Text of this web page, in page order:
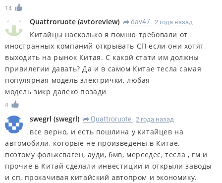
14
Quattroruote (avtoreview) R dav47 2 года назад
Китайцы насколько я помню требовали от
иностранных компаний открывать СП если они хотят
выходить на рынок Китая. С какой стати им должны
привилегии давать? Да и в самом Китае тесла самая
популярная модель электрички, любая
модель зикр далеко позади
4
swegrl (swegrl) R Quattroruote 2 года назад
все верно, и есть пошлина у китайцев на
автомобили, которые не произведены в Китае.
поэтому фольксваген, ауди, бмв, мерседес, тесла , гм и
прочие в Китай сделали инвестиции и открыли заводы
и сп, прокачивая китайский автопром и экономику.